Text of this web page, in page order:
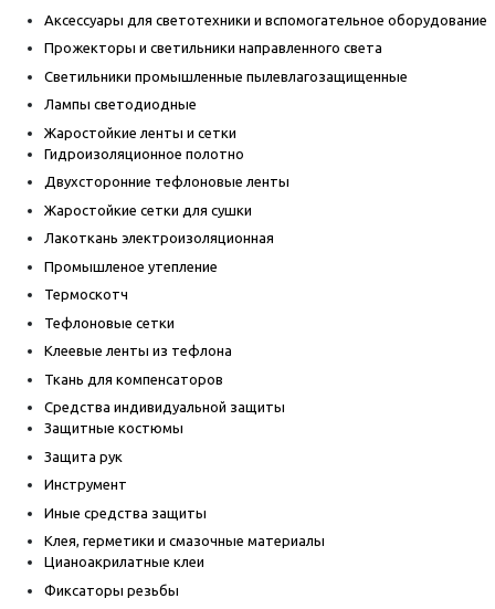
Аксессуары для светотехники и вспомогательное оборудование
Прожекторы и светильники направленного света
Светильники промышленные пылевлагозащищенные
Лампы светодиодные
Жаростойкие ленты и сетки
Гидроизоляционное полотно
Двухсторонние тефлоновые ленты
Жаростойкие сетки для сушки
Лакоткань электроизоляционная
Промышленое утепление
Термоскотч
Тефлоновые сетки
Клеевые ленты из тефлона
Ткань для компенсаторов
Средства индивидуальной защиты
Защитные костюмы
Защита рук
Инструмент
Иные средства защиты
Клея, герметики и смазочные материалы
Цианоакрилатные клеи
Фиксаторы резьбы